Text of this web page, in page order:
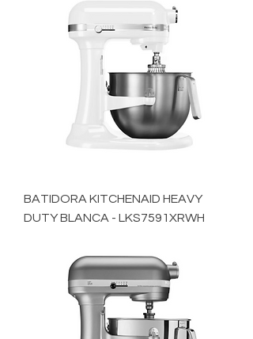
BATIDORA KITCHENAID HEAVY
DUTY BLANCA - LKS7591XRWH